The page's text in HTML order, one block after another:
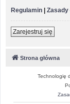
Regulamin |
Zarejestruj się
Strona główna
Technologię